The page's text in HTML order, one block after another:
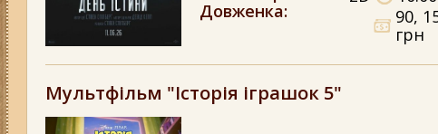
Довженка:
90,
грн
Мультфільм "Історія іграшок 5"